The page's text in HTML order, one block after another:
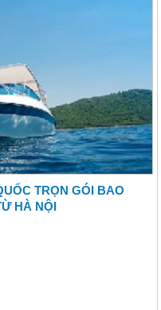
chọn Phú Quốc cho chuyến đi
TRỌN GÓI BAO
HÀ NỘI